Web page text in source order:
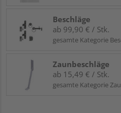
Beschläge
ab 99,90 € / Stk.
gesamte Kategorie
Zaunbeschläge
ab 15,49 € / Stk.
gesamte Kategorie